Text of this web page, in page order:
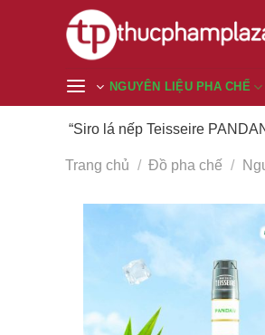
NGUYÊN LIỆU PHA CHẾ
“Siro lá nếp Teisseire
Trang chủ / Đồ pha chế /